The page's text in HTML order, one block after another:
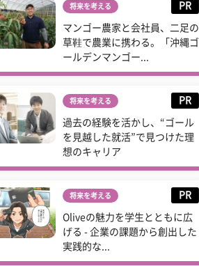
将来を考える PR
マンゴー農家と会社員、二足の
草鞋で農業に携わる。「沖縄ゴ
ールデンマンゴー...
将来を考える PR
過去の経験を活かし、“ゴール
を見越した就活”で見つけた理
想のキャリア
将来を考える PR
Oliveの魅力を学生とともに広
げる - 企業の課題から創出した
実践的な...